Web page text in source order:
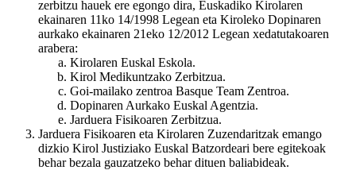
zerbitzu hauek ere egongo dira, Euskadiko Kirolaren
ekainaren 11ko 14/1998 Legean eta Kiroleko Dopinaren
aurkako ekainaren 21eko 12/2012 Legean xedatutakoaren
arabera:
Kirolaren Euskal Eskola.
Kirol Medikuntzako Zerbitzua.
Goi-mailako zentroa Basque Team Zentroa.
Dopinaren Aurkako Euskal Agentzia.
Jarduera Fisikoaren Zerbitzua.
Jarduera Fisikoaren eta Kirolaren Zuzendaritzak emango
dizkio Kirol Justiziako Euskal Batzordeari bere egitekoak
behar bezala gauzatzeko behar dituen baliabideak.